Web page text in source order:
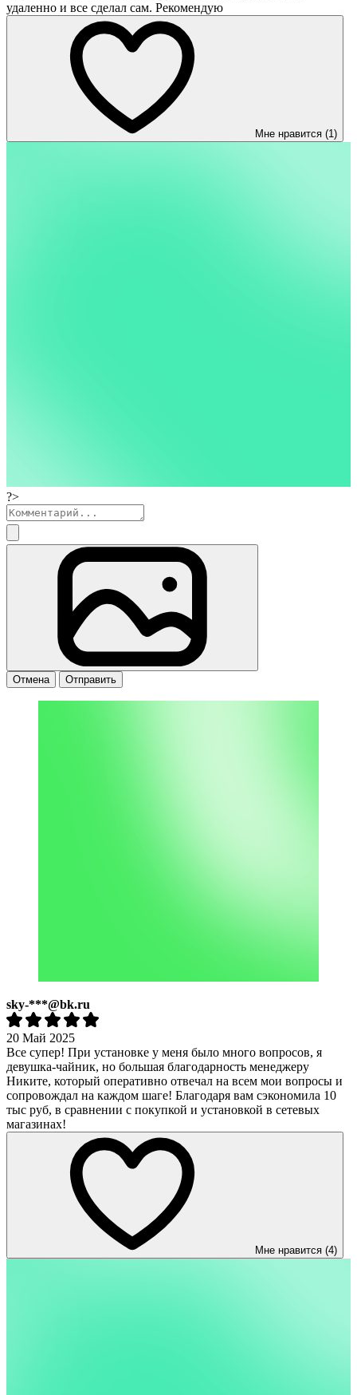
удаленно и все сделал сам. Рекомендую
Мне нравится (1)
?>
Отмена Отправить
sky-***@bk.ru
20 Май 2025
Все супер! При установке у меня было много вопросов, я
девушка-чайник, но большая благодарность менеджеру
Никите, который оперативно отвечал на всем мои вопросы и
сопровождал на каждом шаге! Благодаря вам сэкономила 10
тыс руб, в сравнении с покупкой и установкой в сетевых
магазинах!
Мне нравится (4)